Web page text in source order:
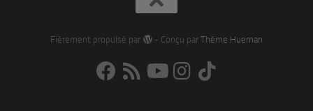
Fièrement propulsé par - Conçu par Thème Hueman